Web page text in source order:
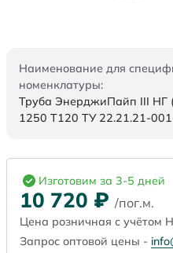
Наименование для
номенклатуры:
Труба ЭнерджиПайп III НГ
1250 Т120 ТУ 22.21.21-
Изготовим за 3-5 дней
10 720 ₽ /пог.м.
Цена розничная с учётом
Запрос оптовой цены -